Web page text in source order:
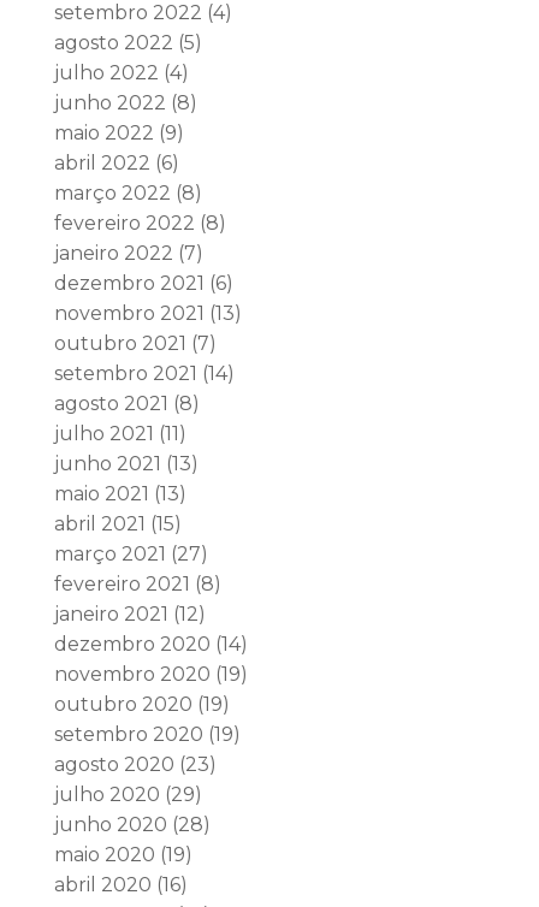
setembro 2022 (4)
agosto 2022 (5)
julho 2022 (4)
junho 2022 (8)
maio 2022 (9)
abril 2022 (6)
março 2022 (8)
fevereiro 2022 (8)
janeiro 2022 (7)
dezembro 2021 (6)
novembro 2021 (13)
outubro 2021 (7)
setembro 2021 (14)
agosto 2021 (8)
julho 2021 (11)
junho 2021 (13)
maio 2021 (13)
abril 2021 (15)
março 2021 (27)
fevereiro 2021 (8)
janeiro 2021 (12)
dezembro 2020 (14)
novembro 2020 (19)
outubro 2020 (19)
setembro 2020 (19)
agosto 2020 (23)
julho 2020 (29)
junho 2020 (28)
maio 2020 (19)
abril 2020 (16)